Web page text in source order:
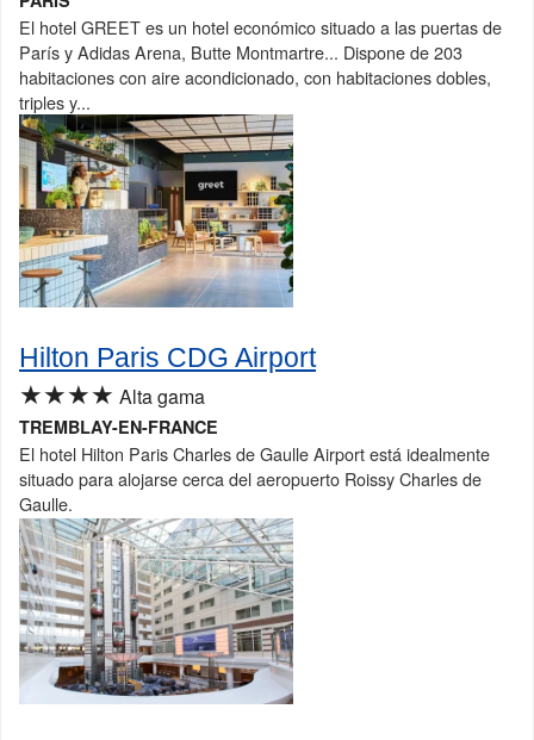
El hotel GREET es un hotel económico situado a las puertas de
París y Adidas Arena, Butte Montmartre... Dispone de 203
habitaciones con aire acondicionado, con habitaciones dobles,
triples y...
Hilton Paris CDG Airport
★★★★ Alta gama
TREMBLAY-EN-FRANCE
El hotel Hilton Paris Charles de Gaulle Airport está idealmente
situado para alojarse cerca del aeropuerto Roissy Charles de
Gaulle.